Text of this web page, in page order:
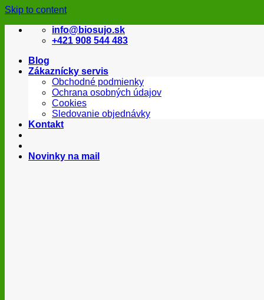
Skip to content
info@biosujo.sk
+421 908 544 483
Blog
Zákaznícky servis
Obchodné podmienky
Ochrana osobných údajov
Cookies
Sledovanie objednávky
Kontakt
Novinky na mail